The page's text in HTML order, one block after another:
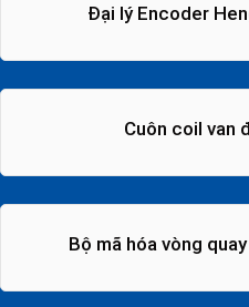
Đại lý Encoder
Cuôn coil van
Bộ mã hóa vòng